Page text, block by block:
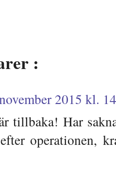
:
2015 kl.
tillbaka! Har
operationen,